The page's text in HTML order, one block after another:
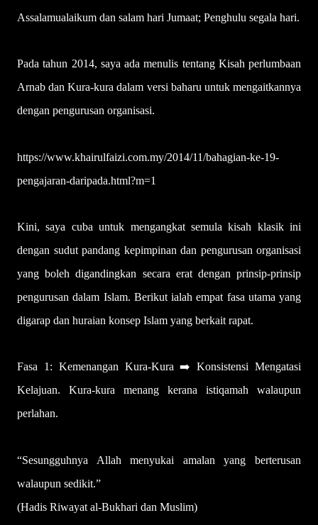
Assalamualaikum dan salam hari Jumaat; Penghulu segala hari.
Pada tahun 2014, saya ada menulis tentang Kisah perlumbaan
Arnab dan Kura-kura dalam versi baharu untuk mengaitkannya
dengan pengurusan organisasi.
https://www.khairulfaizi.com.my/2014/11/bahagian-ke-19-
pengajaran-daripada.html?m=1
Kini, saya cuba untuk mengangkat semula kisah klasik ini
dengan sudut pandang kepimpinan dan pengurusan organisasi
yang boleh digandingkan secara erat dengan prinsip-prinsip
pengurusan dalam Islam. Berikut ialah empat fasa utama yang
digarap dan huraian konsep Islam yang berkait rapat.
Fasa 1: Kemenangan Kura-Kura ➡️ Konsistensi Mengatasi
Kelajuan. Kura-kura menang kerana istiqamah walaupun
perlahan.
“Sesungguhnya Allah menyukai amalan yang berterusan
walaupun sedikit.”
(Hadis Riwayat al-Bukhari dan Muslim)